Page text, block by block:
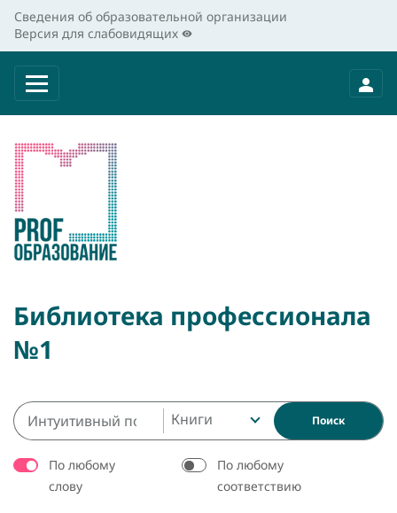
Сведения об образовательной организации
Версия для слабовидящих
Библиотека профессионала
№1
Книги Поиск
По любому
слову
По любому
соответствию